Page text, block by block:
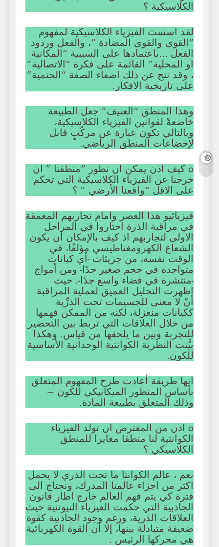
الكلاسيكية ؟
لقد اسست الفيزياء الكلاسيكية لمفهوم
“القوى والقوى المضادة “، والفعل وردود
الفعل …باعتمادها على السببية “المكانية
او المحلية” القائمة على فكرة “الاتصالية”
، وقد نتج عن ذلك اضفاء الصفة “الحتمية”
على تاريخية الافكار.
وهذا المنطق “العنيف” جعل الطبيعة
خاضعةً لقوانين الفيزياء الكلاسيكية،
وبالتالي تكون عبارة عن مركّبٍ قابل
لإخضاعات المنطق الرياضي.
o كيف اذن يمكن ان نطور “منطقنا ” ان
خرجنا عن الفيزياء الكلاسيكية التي تحكم
على الاقل “واقعنا الأرضي ” ؟
فيزيائيو هذا العصر وامام تجاربهم المعمقة
في مراقبة الذرة احتاروا في المراحل
الاولى لتجاربهم اذ كيف بالإمكان أن يكون
الشعاع الكهرومغناطيسي مؤلفًا، في
الوقت نفسه، من جزيئات -أي كيانات
متواجدة في حجم صغير جدًا- ومن أمواج
-منتشرة في فضاء واسع جدًا-. حيث
اظهرت التحليل العميق لعملية المراقبة
أنْ لا معنى للجسيمات تحت الذرِّية
ككيانات منعزلة، لكنه من الممكن فهمها
من خلال العلاقات التي تربط بين التحضير
للتجربة وبين ما يلحقها من قياس. وهكذا
بيَّنت النظرية الكوانتية الوحدانية الأساسية
للكون.
انها طريقة أعادت طرح المفهوم المتعلق
بأساس المنظور الميكانيكي للكون –
وذلك المتعلق بطبيعة المادة.
o اذن من المفترض ان تولد الفيزياء
الكوانتية لنا منطقا مغايرا للمنطق
الكلاسيكي ؟
نعم ، عالم الكوانتا ما تحت الذري لا يحمل
اكثر من اجزاء عالمنا المدرك، ونحتاج الى
فترة كي يتم فهم العالم خارج اطار قانون
الجاذبية التي حكمت الفيزياء النيوتنية حيث
العلاقات الذرية، ورغم وجود الجاذبية كقوة
ضعيفة متبادلة بينها، إلا أن القوة الكهربائية
هي محركها الرئيس .